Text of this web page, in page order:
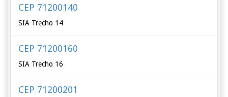
CEP 71200140
SIA Trecho 14
CEP 71200160
SIA Trecho 16
CEP 71200201